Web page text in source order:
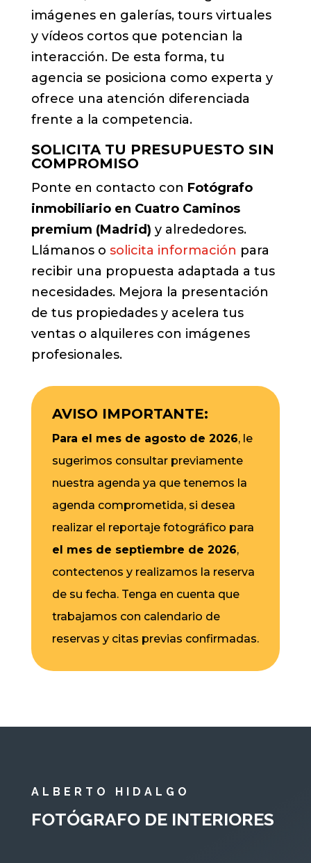
imágenes en galerías, tours virtuales
y vídeos cortos que potencian la
interacción. De esta forma, tu
agencia se posiciona como experta y
ofrece una atención diferenciada
frente a la competencia.
SOLICITA TU PRESUPUESTO SIN
COMPROMISO
Ponte en contacto con Fotógrafo
inmobiliario en Cuatro Caminos
premium (Madrid) y alrededores.
Llámanos o solicita información para
recibir una propuesta adaptada a tus
necesidades. Mejora la presentación
de tus propiedades y acelera tus
ventas o alquileres con imágenes
profesionales.
AVISO IMPORTANTE:
Para el mes de agosto de 2026, le
sugerimos consultar previamente
nuestra agenda ya que tenemos la
agenda comprometida, si desea
realizar el reportaje fotográfico para
el mes de septiembre de 2026,
contectenos y realizamos la reserva
de su fecha. Tenga en cuenta que
trabajamos con calendario de
reservas y citas previas confirmadas.
ALBERTO HIDALGO
FOTÓGRAFO DE INTERIORES